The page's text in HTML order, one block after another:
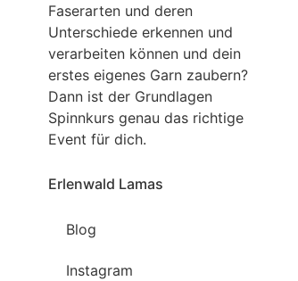
Faserarten und deren
Unterschiede erkennen und
verarbeiten können und dein
erstes eigenes Garn zaubern?
Dann ist der Grundlagen
Spinnkurs genau das richtige
Event für dich.
Erlenwald Lamas
Blog
Instagram